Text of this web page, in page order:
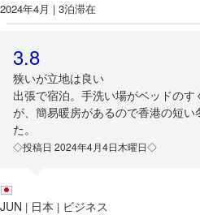
2024年4月 | 3泊滞在
3.8
狭いが立地は良い
出張で宿泊。手洗い場がベッドの
が、簡易暖房があるので香港の短
た。
◇投稿日 2024年4月4日木曜日◇
JUN | 日本 | ビジネス